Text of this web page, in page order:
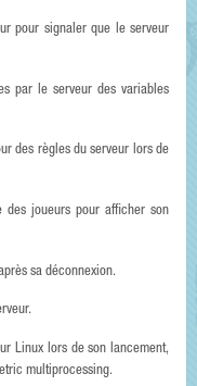
pour signaler que le serveur
par le serveur des variables
des règles du serveur lors de
des joueurs pour afficher son
sa déconnexion.
Linux lors de son lancement,
multiprocessing.